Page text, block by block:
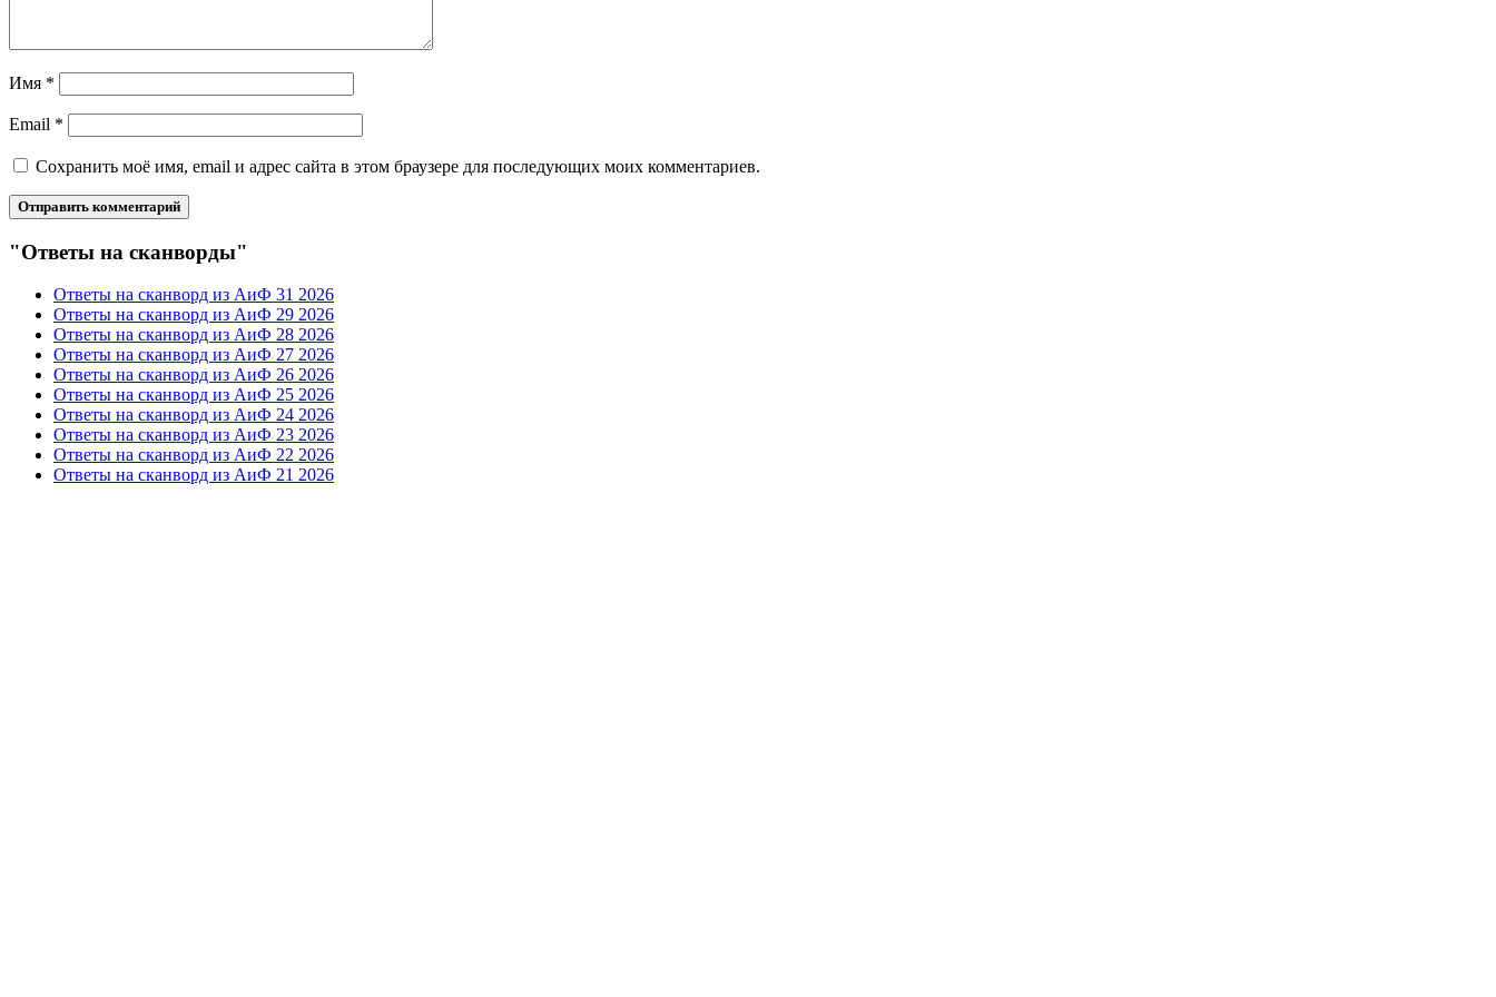
Имя *
Email *
Сохранить моё имя, email и адрес сайта в этом браузере для последующих моих комментариев.
"Ответы на сканворды"
Ответы на сканворд из АиФ 31 2026
Ответы на сканворд из АиФ 29 2026
Ответы на сканворд из АиФ 28 2026
Ответы на сканворд из АиФ 27 2026
Ответы на сканворд из АиФ 26 2026
Ответы на сканворд из АиФ 25 2026
Ответы на сканворд из АиФ 24 2026
Ответы на сканворд из АиФ 23 2026
Ответы на сканворд из АиФ 22 2026
Ответы на сканворд из АиФ 21 2026